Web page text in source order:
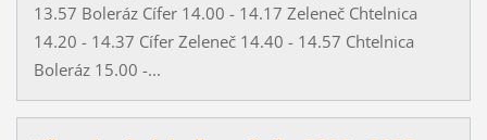
13.57 Boleráz Cífer 14.00 - 14.17 Zeleneč Chtelnica
14.20 - 14.37 Cífer Zeleneč 14.40 - 14.57 Chtelnica
Boleráz 15.00 -...